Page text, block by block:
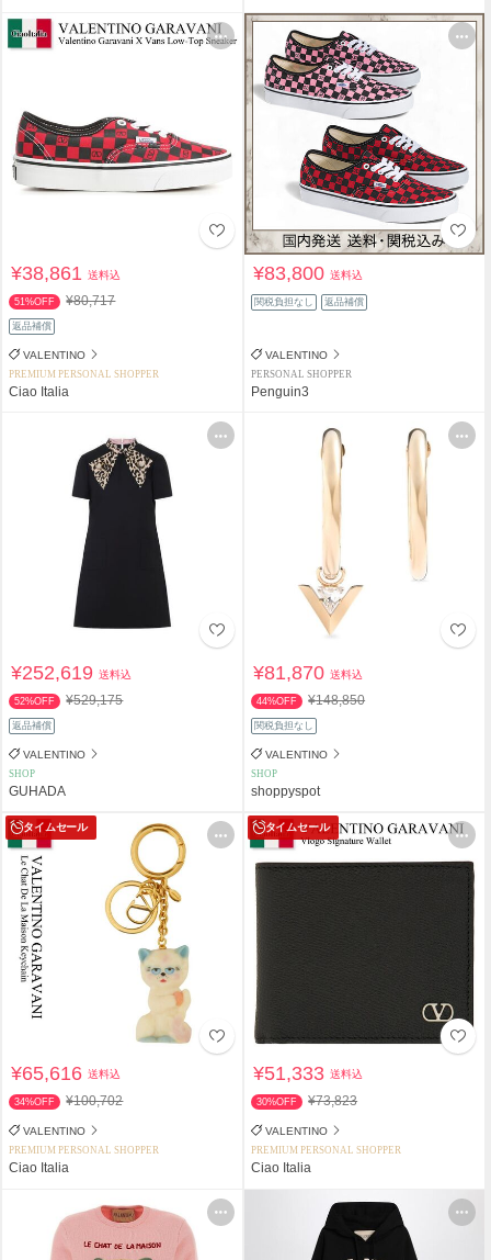
¥38,861送料込
51%OFF ¥80,717
返品補償
VALENTINO
PREMIUM PERSONAL SHOPPER
Ciao Italia
¥83,800送料込
関税負担なし 返品補償
VALENTINO
PERSONAL SHOPPER
Penguin3
¥252,619送料込
52%OFF ¥529,175
返品補償
VALENTINO
SHOP
GUHADA
¥81,870送料込
44%OFF ¥148,850
関税負担なし
VALENTINO
SHOP
shoppyspot
タイムセール
¥65,616送料込
34%OFF ¥100,702
VALENTINO
PREMIUM PERSONAL SHOPPER
Ciao Italia
タイムセール
¥51,333送料込
30%OFF ¥73,823
VALENTINO
PREMIUM PERSONAL SHOPPER
Ciao Italia